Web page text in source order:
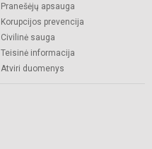
Pranešėjų apsauga
Korupcijos prevencija
Civilinė sauga
Teisinė informacija
Atviri duomenys